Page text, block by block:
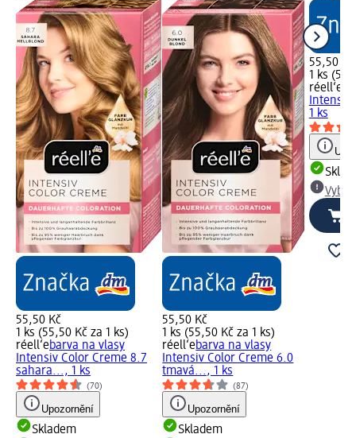
55,50 Kč
1 ks (55,50 Kč za 1 ks)
réell‘ebarva na vlasy
Intensiv Color Creme 8.7
sahara..., 1 ks
(70)
Upozornění
Skladem
55,50 Kč
1 ks (55,50 Kč za 1 ks)
réell‘ebarva na vlasy
Intensiv Color Creme 6.0
tmavá..., 1 ks
(87)
Upozornění
Skladem
55,50 Kč
1 ks
réell‘e
Intensiv
1 ks